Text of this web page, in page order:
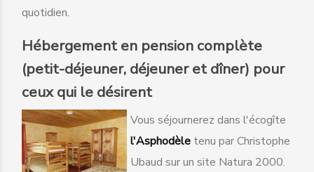
quotidien.
Hébergement en pension complète
(petit-déjeuner, déjeuner et dîner) pour
ceux qui le désirent
Vous séjournerez dans l'écogîte
l'Asphodèle tenu par Christophe
Ubaud sur un site Natura 2000.